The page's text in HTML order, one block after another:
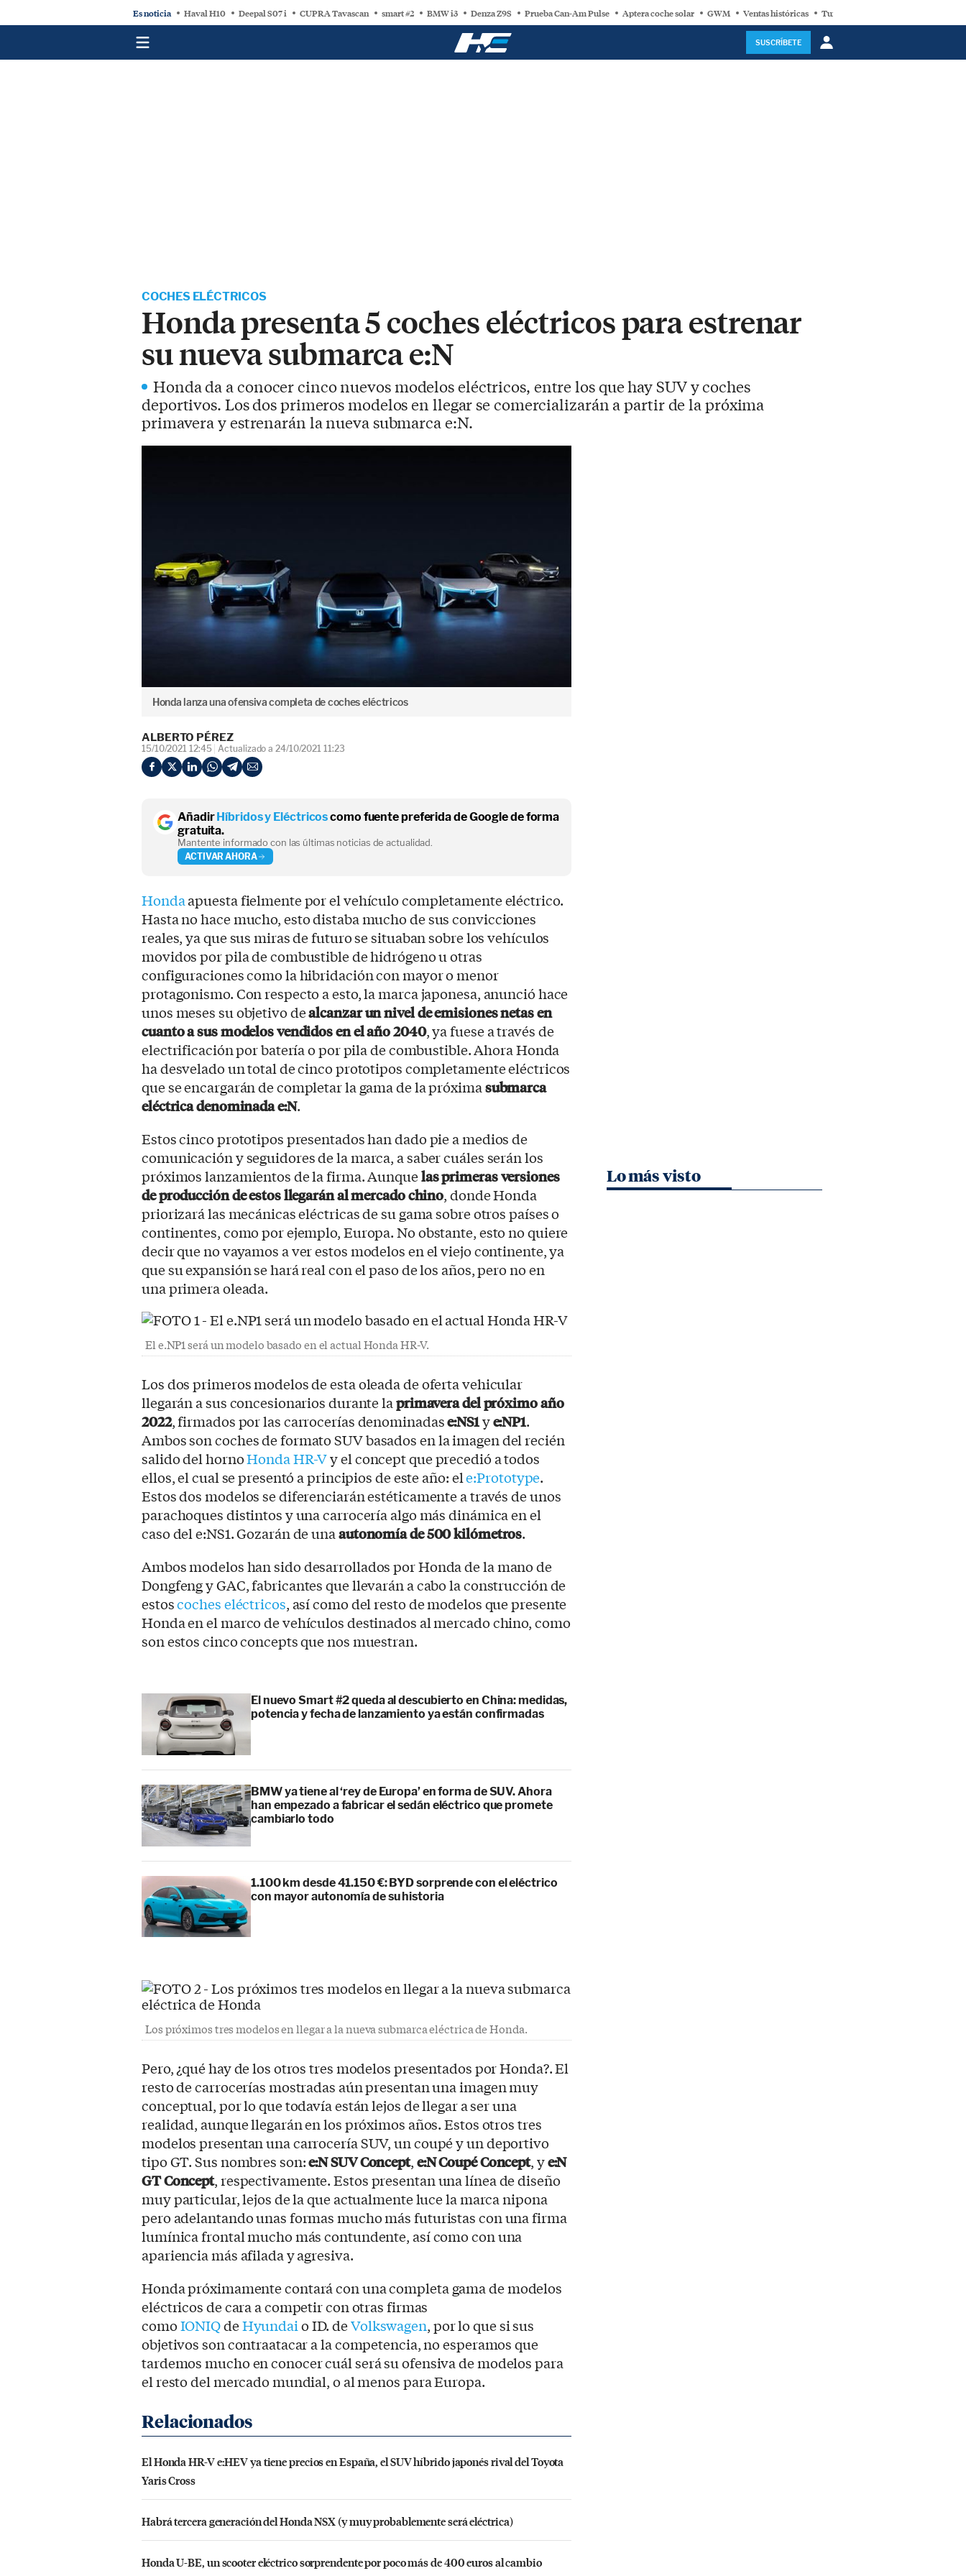
Es noticia Haval H10 Deepal S07 i CUPRA Tavascan smart #2 BMW i3 Denza Z9S Prueba Can-Am Pulse Aptera coche solar GWM Ventas históricas Turbina eólica
SUSCRÍBETE
COCHES ELÉCTRICOS
Honda presenta 5 coches eléctricos para estrenar
su nueva submarca e:N
Honda da a conocer cinco nuevos modelos eléctricos, entre los que hay SUV y coches
deportivos. Los dos primeros modelos en llegar se comercializarán a partir de la próxima
primavera y estrenarán la nueva submarca e:N.
Honda lanza una ofensiva completa de coches eléctricos
ALBERTO PÉREZ
15/10/2021 12:45 Actualizado a 24/10/2021 11:23
AñadirHíbridos y Eléctricoscomo fuente preferida de Google de forma
gratuita.
Mantente informado con las últimas noticias de actualidad.
ACTIVAR AHORA
Hondaapuesta fielmente por el vehículo completamente eléctrico.
Hasta no hace mucho, esto distaba mucho de sus convicciones
reales, ya que sus miras de futuro se situaban sobre los vehículos
movidos por pila de combustible de hidrógeno u otras
configuraciones como la hibridación con mayor o menor
protagonismo. Con respecto a esto, la marca japonesa, anunció hace
unos meses su objetivo dealcanzar un nivel de emisiones netas en
cuanto a sus modelos vendidos en el año 2040, ya fuese a través de
electrificación por batería o por pila de combustible. Ahora Honda
ha desvelado un total de cinco prototipos completamente eléctricos
que se encargarán de completar la gama de la próximasubmarca
eléctrica denominada e:N.
Estos cinco prototipos presentados han dado pie a medios de
comunicación y seguidores de la marca, a saber cuáles serán los
próximos lanzamientos de la firma. Aunquelas primeras versiones
de producción de estos llegarán al mercado chino, donde Honda
priorizará las mecánicas eléctricas de su gama sobre otros países o
continentes, como por ejemplo, Europa. No obstante, esto no quiere
decir que no vayamos a ver estos modelos en el viejo continente, ya
que su expansión se hará real con el paso de los años, pero no en
una primera oleada.
El e.NP1 será un modelo basado en el actual Honda HR-V.
Los dos primeros modelos de esta oleada de oferta vehicular
llegarán a sus concesionarios durante laprimavera del próximo año
2022, firmados por las carrocerías denominadase:NS1ye:NP1.
Ambos son coches de formato SUV basados en la imagen del recién
salido del hornoHonda HR-Vy el concept que precedió a todos
ellos, el cual se presentó a principios de este año: ele:Prototype.
Estos dos modelos se diferenciarán estéticamente a través de unos
parachoques distintos y una carrocería algo más dinámica en el
caso del e:NS1. Gozarán de unaautonomía de 500 kilómetros.
Ambos modelos han sido desarrollados por Honda de la mano de
Dongfeng y GAC, fabricantes que llevarán a cabo la construcción de
estoscoches eléctricos, así como del resto de modelos que presente
Honda en el marco de vehículos destinados al mercado chino, como
son estos cinco concepts que nos muestran.
El nuevo Smart #2 queda al descubierto en China: medidas,
potencia y fecha de lanzamiento ya están confirmadas
BMW ya tiene al ‘rey de Europa’ en forma de SUV. Ahora
han empezado a fabricar el sedán eléctrico que promete
cambiarlo todo
1.100 km desde 41.150 €: BYD sorprende con el eléctrico
con mayor autonomía de su historia
Los próximos tres modelos en llegar a la nueva submarca eléctrica de Honda.
Pero, ¿qué hay de los otros tres modelos presentados por Honda?. El
resto de carrocerías mostradas aún presentan una imagen muy
conceptual, por lo que todavía están lejos de llegar a ser una
realidad, aunque llegarán en los próximos años. Estos otros tres
modelos presentan una carrocería SUV, un coupé y un deportivo
tipo GT. Sus nombres son:e:N SUV Concept,e:N Coupé Concept, ye:N
GT Concept, respectivamente. Estos presentan una línea de diseño
muy particular, lejos de la que actualmente luce la marca nipona
pero adelantando unas formas mucho más futuristas con una firma
lumínica frontal mucho más contundente, así como con una
apariencia más afilada y agresiva.
Honda próximamente contará con una completa gama de modelos
eléctricos de cara a competir con otras firmas
comoIONIQdeHyundaio ID. deVolkswagen, por lo que si sus
objetivos son contraatacar a la competencia, no esperamos que
tardemos mucho en conocer cuál será su ofensiva de modelos para
el resto del mercado mundial, o al menos para Europa.
El Honda HR-V e:HEV ya tiene precios en España, el SUV híbrido japonés rival del Toyota
Yaris Cross
Habrá tercera generación del Honda NSX (y muy probablemente será eléctrica)
Honda U-BE, un scooter eléctrico sorprendente por poco más de 400 euros al cambio
Lo más visto